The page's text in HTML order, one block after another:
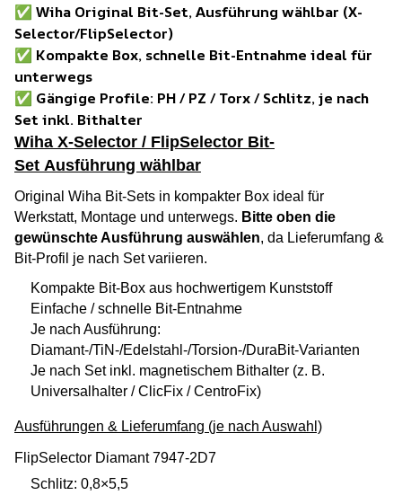
✅ Wiha Original Bit-Set, Ausführung wählbar (X-
Selector/FlipSelector)
✅ Kompakte Box, schnelle Bit-Entnahme ideal für
unterwegs
✅ Gängige Profile: PH / PZ / Torx / Schlitz, je nach
Set inkl. Bithalter
Wiha X-Selector / FlipSelector Bit-
Set Ausführung wählbar
Original Wiha Bit-Sets in kompakter Box ideal für
Werkstatt, Montage und unterwegs. Bitte oben die
gewünschte Ausführung auswählen, da Lieferumfang &
Bit-Profil je nach Set variieren.
Kompakte Bit-Box aus hochwertigem Kunststoff
Einfache / schnelle Bit-Entnahme
Je nach Ausführung:
Diamant-/TiN-/Edelstahl-/Torsion-/DuraBit-Varianten
Je nach Set inkl. magnetischem Bithalter (z. B.
Universalhalter / ClicFix / CentroFix)
Ausführungen & Lieferumfang (je nach Auswahl)
FlipSelector Diamant 7947-2D7
Schlitz: 0,8×5,5